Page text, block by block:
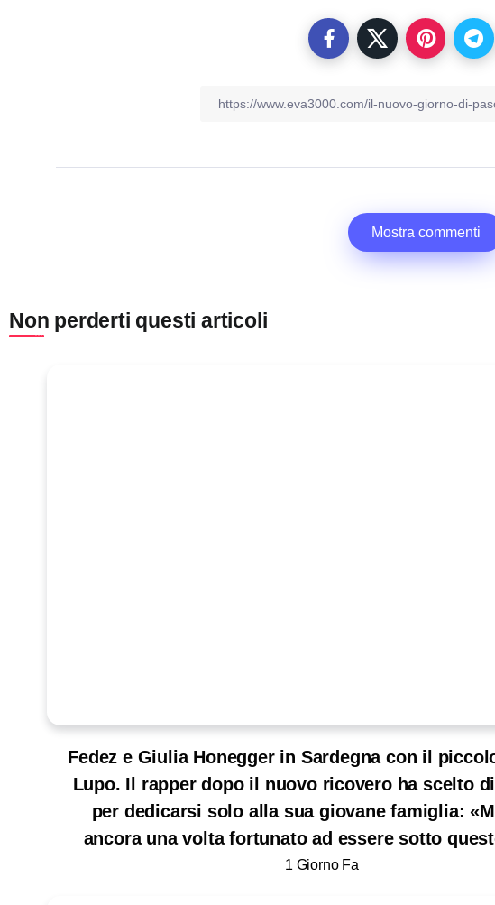
Mostra commenti
Non perderti questi articoli
Fedez e Giulia Honegger in Sardegna con il
Lupo. Il rapper dopo il nuovo ricovero ha scelto
per dedicarsi solo alla sua giovane famiglia:
ancora una volta fortunato ad essere sotto
1 Giorno Fa